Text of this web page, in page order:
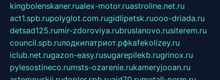
kingbolenskaner.rualex-motor.ruastroline.net.ru
act1.spb.rupolyglot.com.rugidlipetsk.ruooo-driada.ru
detsad125.rumir-zdoroviya.rubruslanovo.rusiterem.ru
council.spb.ruлодкипатриот.рфkafekolizey.ru
iclub.net.rugazon-easy.rusugarepilekb.rugrinox.ru
pylesostineco.rumsts-ozarenie.rukameryjooan.ru